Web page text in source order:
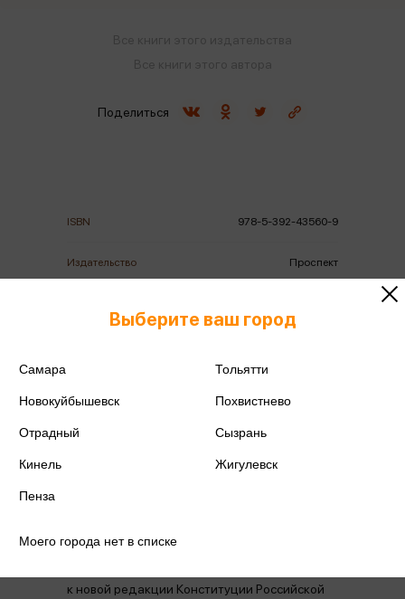
ISBN 978-5-392-43560-9
Издательство Проспект
Поделиться
к новой редакции Конституции Российской
Выберите ваш город
Самара Тольятти
Новокуйбышевск Похвистнево
Отрадный Сызрань
Кинель Жигулевск
Пенза
Моего города нет в списке